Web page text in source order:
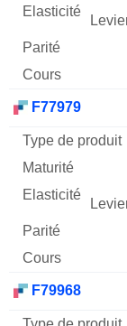
F77979
F79968